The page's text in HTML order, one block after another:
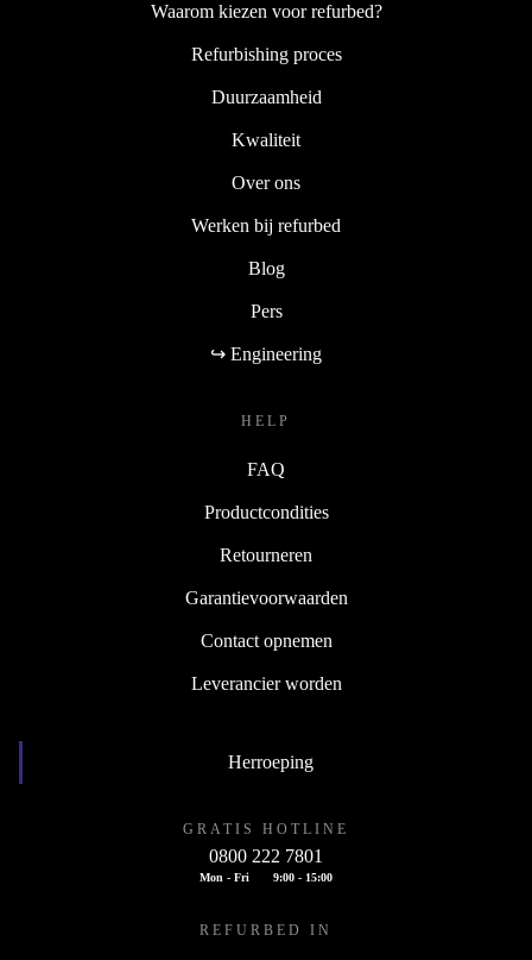
Waarom kiezen voor refurbed?
Refurbishing proces
Duurzaamheid
Kwaliteit
Over ons
Werken bij refurbed
Blog
Pers
↪ Engineering
HELP
FAQ
Productcondities
Retourneren
Garantievoorwaarden
Contact opnemen
Leverancier worden
Herroeping
GRATIS HOTLINE
0800 222 7801
Mon - Fri 9:00 - 15:00
REFURBED IN